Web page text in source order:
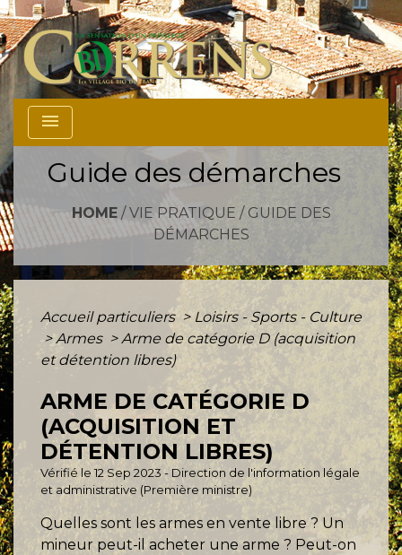
menu
Guide des démarches
HOME/ VIE PRATIQUE / GUIDE DES
DÉMARCHES
Accueil particuliers > Loisirs - Sports - Culture
> Armes > Arme de catégorie D (acquisition
et détention libres)
ARME DE CATÉGORIE D
(ACQUISITION ET
DÉTENTION LIBRES)
Vérifié le 12 Sep 2023 - Direction de l'information légale
et administrative (Première ministre)
Quelles sont les armes en vente libre ? Un
mineur peut-il acheter une arme ? Peut-on